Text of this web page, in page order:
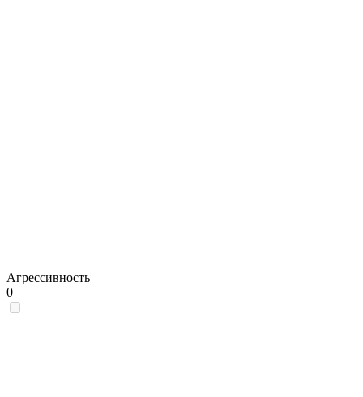
Агрессивность
0